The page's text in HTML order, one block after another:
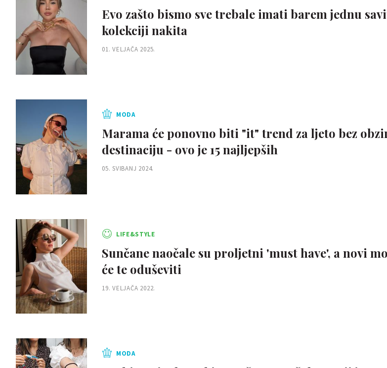
Evo zašto bismo sve trebale imati barem jednu
kolekciji nakita
01. VELJAČA 2025.
MODA
Marama će ponovno biti "it" trend za ljeto bez
destinaciju - ovo je 15 najljepših
05. SVIBANJ 2024.
LIFE&STYLE
Sunčane naočale su proljetni 'must have', a novi
će te oduševiti
19. VELJAČA 2022.
MODA